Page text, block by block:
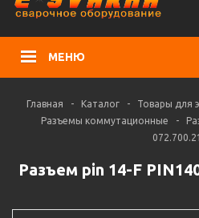
МЕНЮ
Главная - Каталог - Товары для
Разъемы коммутационные
-
Разъем pin 14-F